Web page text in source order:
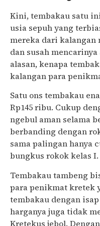
Kini, tembakau satu
usia sepuh yang
mereka dari kalangan
dan susah
alasan, kenapa
kalangan para
Satu ons tembakau
Rp145 ribu. Cukup
ngebul aman selama
berbanding dengan
sama palingan hanya
bungkus rokok kelas I.
Tembakau tambeng
para penikmat kretek
tembakau dengan
harganya juga tidak
Kretekus jebol.